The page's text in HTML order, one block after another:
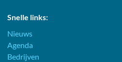
Snelle links:
Nieuws
Agenda
Bedrijven